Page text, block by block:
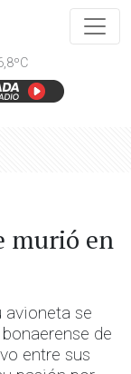
murió en
avioneta se
de
entre sus